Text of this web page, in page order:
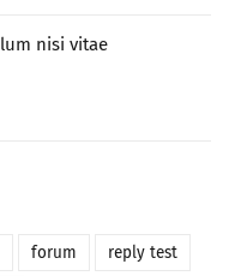
nisi vitae
forum reply test